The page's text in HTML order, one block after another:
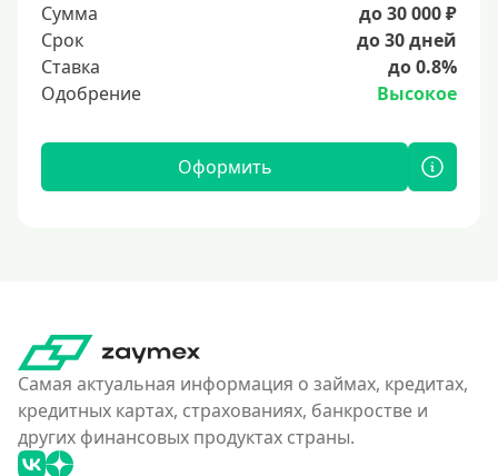
Сумма
до 30 000 ₽
Срок
до 30 дней
Ставка
до 0.8%
Одобрение
Высокое
Оформить
Самая актуальная информация о займах, кредитах,
кредитных картах, страхованиях, банкростве и
других финансовых продуктах страны.